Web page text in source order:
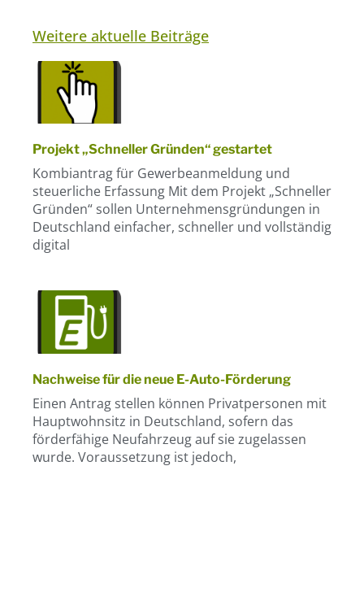
Weitere aktuelle Beiträge
Projekt „Schneller Gründen“ gestartet
Kombiantrag für Gewerbeanmeldung und
steuerliche Erfassung Mit dem Projekt „Schneller
Gründen“ sollen Unternehmensgründungen in
Deutschland einfacher, schneller und vollständig
digital
Nachweise für die neue E-Auto-Förderung
Einen Antrag stellen können Privatpersonen mit
Hauptwohnsitz in Deutschland, sofern das
förderfähige Neufahrzeug auf sie zugelassen
wurde. Voraussetzung ist jedoch,